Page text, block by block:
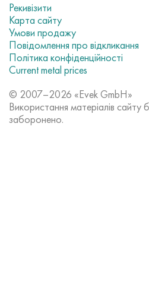
Рекивізити
Карта сайту
Умови продажу
Повідомлення про відкликання
Політика конфіденційності
Current metal prices
© 2007–2026 «Evek GmbH»
Використання матеріалів сайту
заборонено.